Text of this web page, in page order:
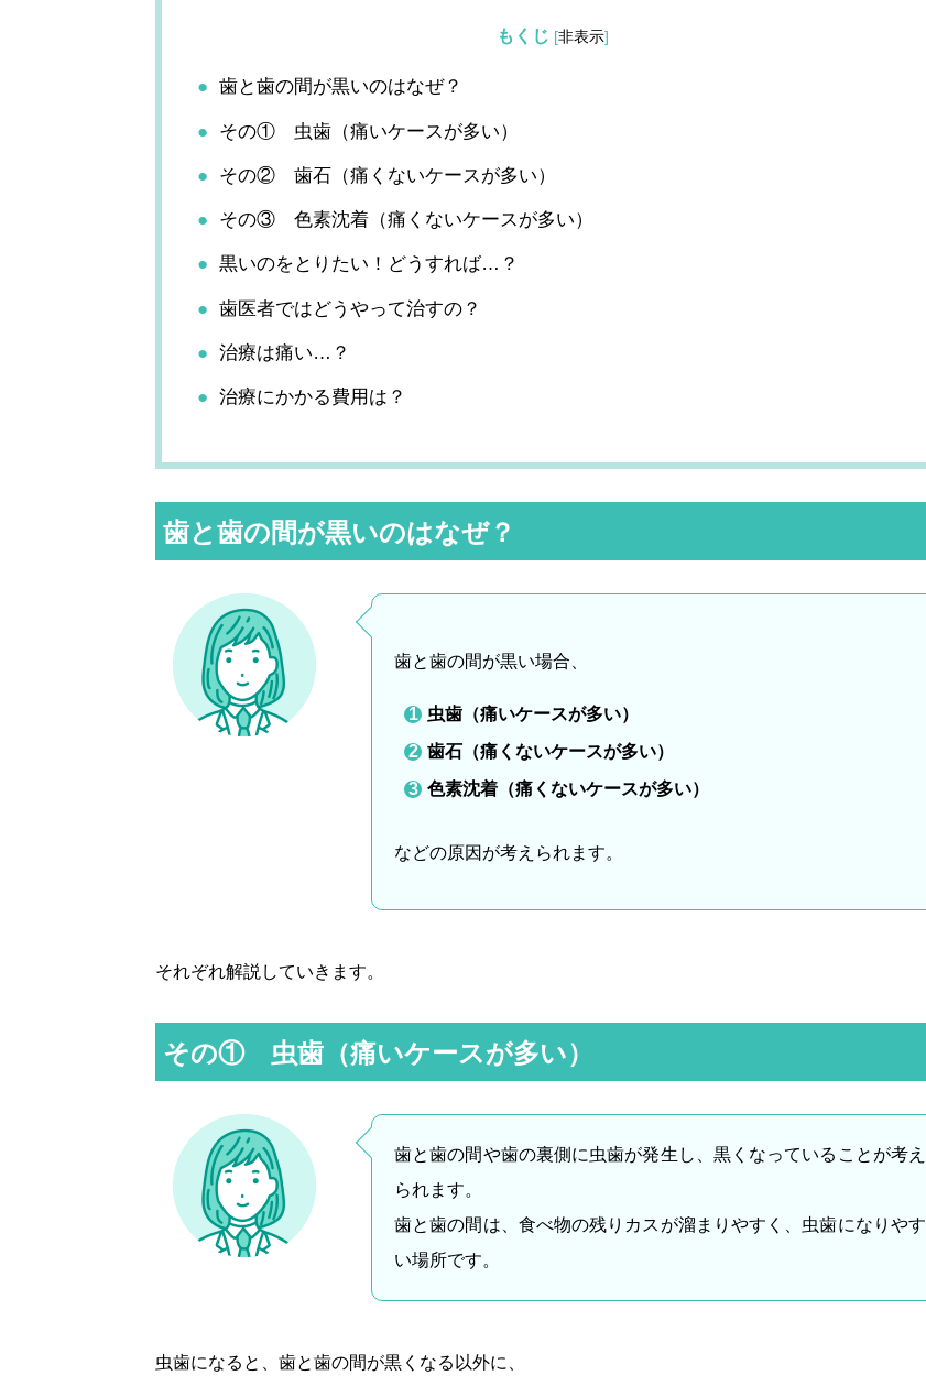
もくじ [非表示]
歯と歯の間が黒いのはなぜ？
その① 虫歯（痛いケースが多い）
その② 歯石（痛くないケースが多い）
その③ 色素沈着（痛くないケースが多い）
黒いのをとりたい！どうすれば…？
歯医者ではどうやって治すの？
治療は痛い…？
治療にかかる費用は？
歯と歯の間が黒いのはなぜ？
歯と歯の間が黒い場合、
虫歯（痛いケースが多い）
歯石（痛くないケースが多い）
色素沈着（痛くないケースが多い）
などの原因が考えられます。
それぞれ解説していきます。
その① 虫歯（痛いケースが多い）
歯と歯の間や歯の裏側に虫歯が発生し、黒くなっていることが考え
られます。
歯と歯の間は、食べ物の残りカスが溜まりやすく、虫歯になりやす
い場所です。
虫歯になると、歯と歯の間が黒くなる以外に、